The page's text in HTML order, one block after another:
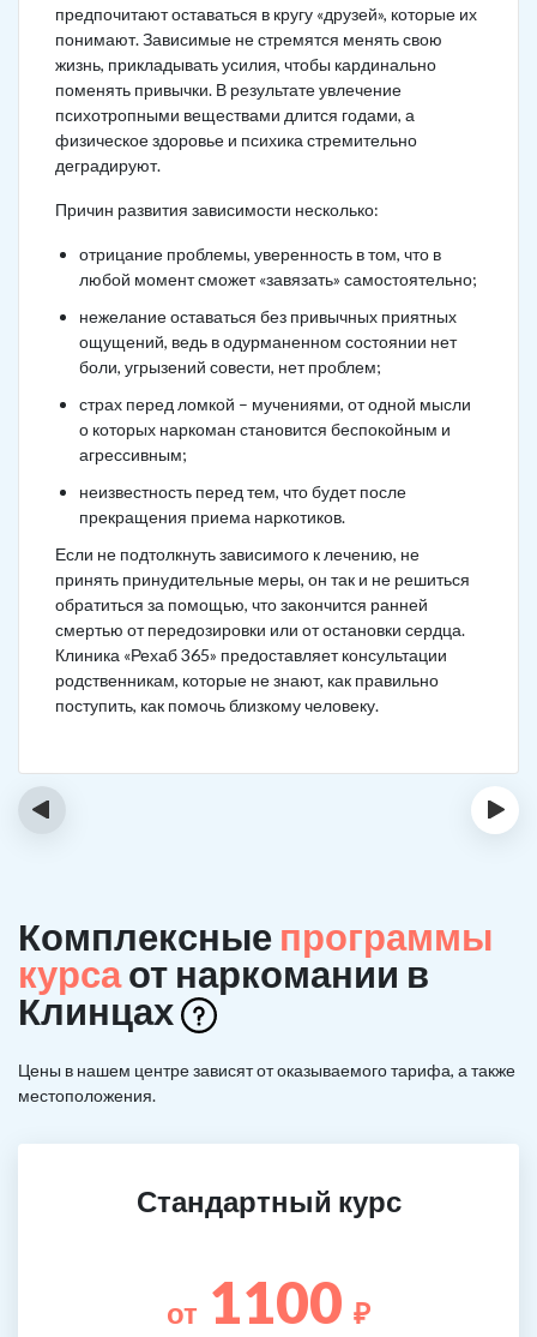
предпочитают оставаться в кругу «друзей», которые их
понимают. Зависимые не стремятся менять свою
жизнь, прикладывать усилия, чтобы кардинально
поменять привычки. В результате увлечение
психотропными веществами длится годами, а
физическое здоровье и психика стремительно
деградируют.
Причин развития зависимости несколько:
отрицание проблемы, уверенность в том, что в
любой момент сможет «завязать» самостоятельно;
нежелание оставаться без привычных приятных
ощущений, ведь в одурманенном состоянии нет
боли, угрызений совести, нет проблем;
страх перед ломкой – мучениями, от одной мысли
о которых наркоман становится беспокойным и
агрессивным;
неизвестность перед тем, что будет после
прекращения приема наркотиков.
Если не подтолкнуть зависимого к лечению, не
принять принудительные меры, он так и не решиться
обратиться за помощью, что закончится ранней
смертью от передозировки или от остановки сердца.
Клиника «Рехаб 365» предоставляет консультации
родственникам, которые не знают, как правильно
поступить, как помочь близкому человеку.
‹ ›
Комплексные программы
курсаот наркомании в
Клинцах
Цены в нашем центре зависят от оказываемого тарифа, а также
местоположения.
Стандартный курс
от 1100 ₽